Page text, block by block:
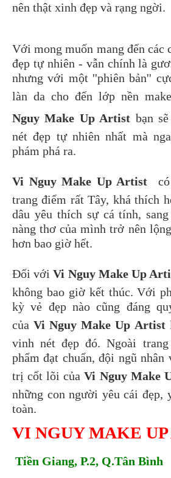
nên thật xinh đẹp và rạng ngời.
Với mong muốn mang đến các
đẹp tự nhiên - vẫn chính là
nhưng với một ''phiên bản''
làn da cho đến lớp nền
Nguy Make Up Artist bạn
nét đẹp tự nhiên nhất mà
phám phá ra.
Vi Nguy Make Up Artist có
trang điểm rất Tây, khá thích
dâu yêu thích sự cá tính,
nàng thơ của mình trở nên
hơn bao giờ hết.
Đối vớiVi Nguy Make Up
không bao giờ kết thúc. Với
kỳ vẻ đẹp nào cũng đáng
củaVi Nguy Make Up Artist
vinh nét đẹp đó. Ngoài
phẩm đạt chuẩn, đội ngũ
trị cốt lõi củaVi Nguy Make
những con người yêu cái đẹp,
toàn.
VI NGUY MAKE
Tiền Giang, P.2, Q.Tân Bình